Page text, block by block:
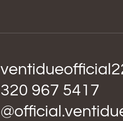
320 967 5417